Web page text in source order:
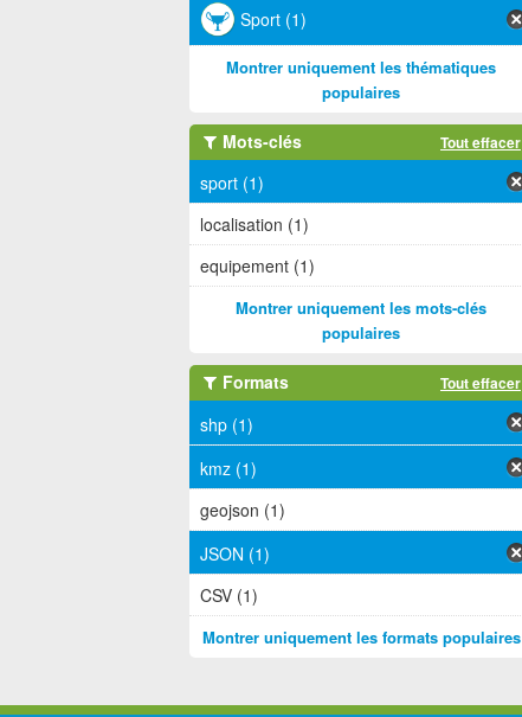
Sport (1)
Montrer uniquement les thématiques
populaires
Mots-clés Tout effacer
sport (1)
localisation (1)
equipement (1)
Montrer uniquement les mots-clés
populaires
Formats Tout effacer
shp (1)
kmz (1)
geojson (1)
JSON (1)
CSV (1)
Montrer uniquement les formats populaires